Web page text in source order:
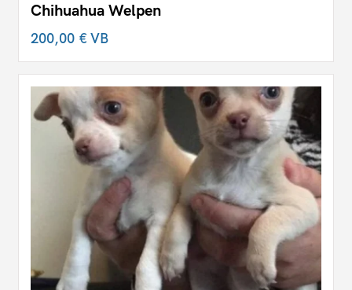
Chihuahua Welpen
200,00 €VB